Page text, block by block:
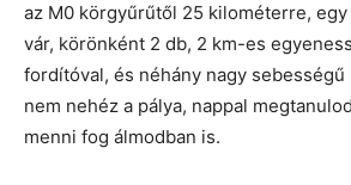
az M0 körgyűrűtől 25 kilométerre,
vár, körönként 2 db, 2 km-es
fordítóval, és néhány nagy sebességű
nem nehéz a pálya, nappal
menni fog álmodban is.